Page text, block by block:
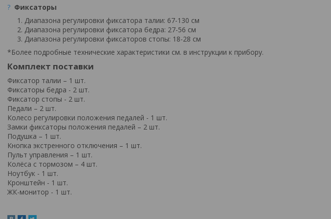
? Фиксаторы
Диапазона регулировки фиксатора талии: 67-130 см
Диапазона регулировки фиксатора бедра: 27-56 см
Диапазона регулировки фиксаторов стопы: 18-28 см
*Более подробные технические характеристики см. в инструкции к прибору.
Комплект поставки
Фиксатор талии – 1 шт.
Фиксаторы бедра - 2 шт.
Фиксатор стопы - 2 шт.
Педали – 2 шт.
Колесо регулировки положения педалей - 1 шт.
Замки фиксаторы положения педалей – 2 шт.
Подушка – 1 шт.
Кнопка экстренного отключения – 1 шт.
Пульт управления – 1 шт.
Колёса с тормозом – 4 шт.
Ноутбук - 1 шт.
Кронштейн - 1 шт.
ЖК-монитор - 1 шт.